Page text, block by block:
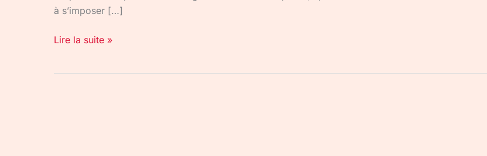
à s’imposer […]
Lire la suite »